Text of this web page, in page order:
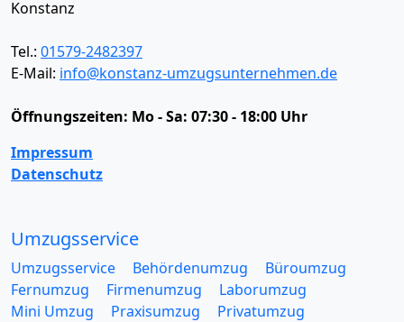
Konstanz
Tel.: 01579-2482397
E-Mail: info@konstanz-umzugsunternehmen.de
Öffnungszeiten: Mo - Sa: 07:30 - 18:00 Uhr
Impressum
Datenschutz
Umzugsservice
Umzugsservice Behördenumzug
Büroumzug
Fernumzug
Firmenumzug
Laborumzug
Mini Umzug
Praxisumzug
Privatumzug